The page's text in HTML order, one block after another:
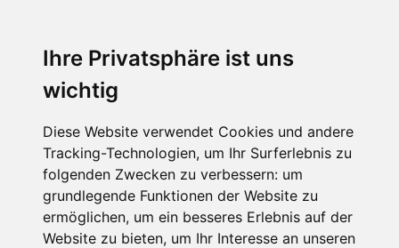
Ihre Privatsphäre ist uns
wichtig
Diese Website verwendet Cookies und andere
Tracking-Technologien, um Ihr Surferlebnis zu
folgenden Zwecken zu verbessern: um
grundlegende Funktionen der Website zu
ermöglichen, um ein besseres Erlebnis auf der
Website zu bieten, um Ihr Interesse an unseren